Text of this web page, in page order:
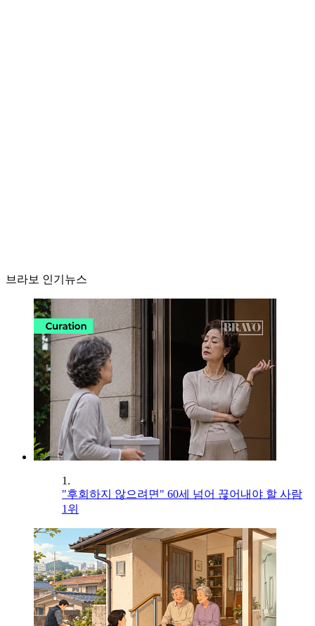
브라보 인기뉴스
1.
"후회하지 않으려면" 60세 넘어 끊어내야 할 사람
1위